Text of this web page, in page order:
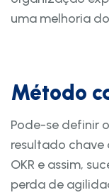
uma melhoria
Método
Pode-se definir
resultado chave
OKR e assim,
perda de